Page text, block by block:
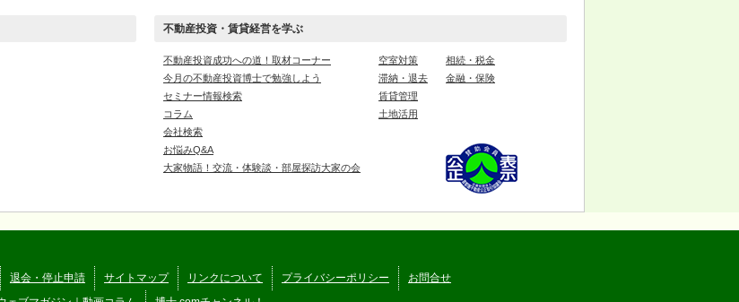
不動産投資・賃貸経営を学ぶ
不動産投資成功への道！取材コーナー
今月の不動産投資博士で勉強しよう
セミナー情報検索
コラム
会社検索
お悩みQ&A
大家物語！交流・体験談・部屋探訪大家の会
空室対策
滞納・退去
賃貸管理
土地活用
相続・税金
金融・保険
退会・停止申請 サイトマップ リンクについて プライバシーポリシー
お問合せ